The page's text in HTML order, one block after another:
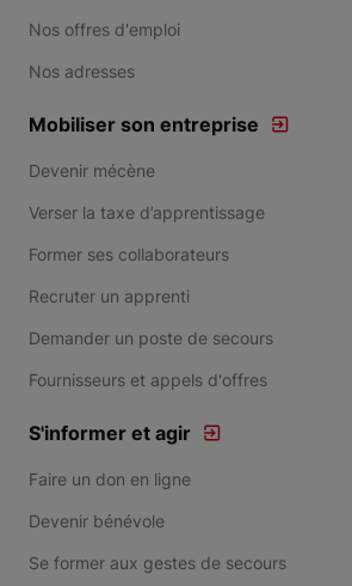
Nos offres d'emploi
Nos adresses
Mobiliser son entreprise
Devenir mécène
Verser la taxe d’apprentissage
Former ses collaborateurs
Recruter un apprenti
Demander un poste de secours
Fournisseurs et appels d'offres
S'informer et agir
Faire un don en ligne
Devenir bénévole
Se former aux gestes de secours